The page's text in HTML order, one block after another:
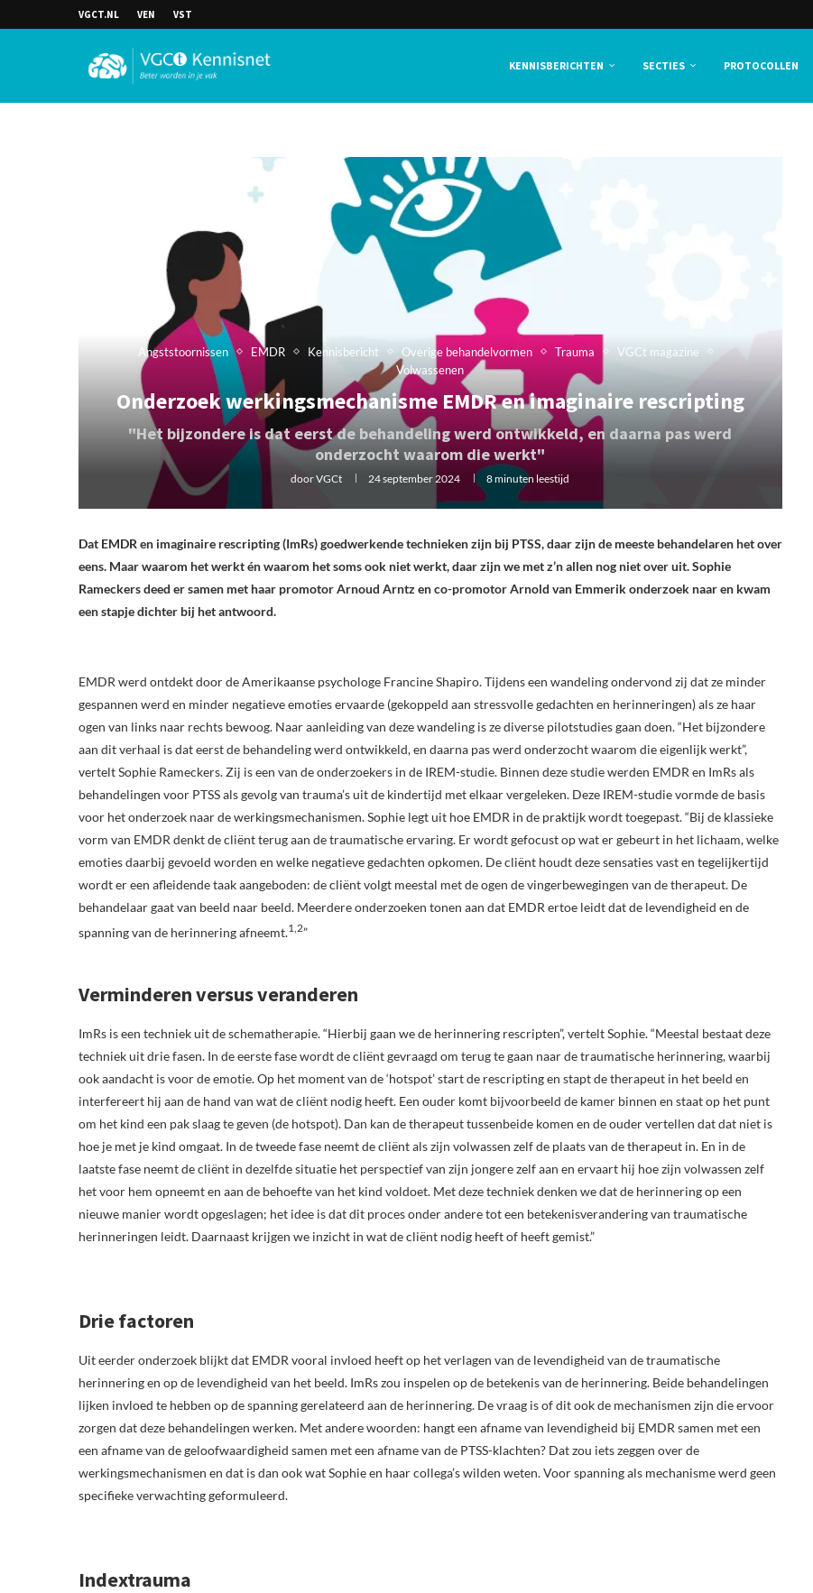
VGCT.NL VEN VST
KENNISBERICHTEN SECTIES PROTOCOLLEN
Angststoornissen EMDR Kennisbericht Overige behandelvormen Trauma
VGCt magazine
Volwassenen
Onderzoek werkingsmechanisme EMDR en imaginaire rescripting
"Het bijzondere is dat eerst de behandeling werd ontwikkeld, en daarna pas werd
onderzocht waarom die werkt"
doorVGCt 24 september 2024 8 minuten leestijd
Dat EMDR en imaginaire rescripting (ImRs) goedwerkende technieken zijn bij PTSS, daar zijn de meeste behandelaren het over
eens. Maar waarom het werkt én waarom het soms ook niet werkt, daar zijn we met z’n allen nog niet over uit. Sophie
Rameckers deed er samen met haar promotor Arnoud Arntz en co-promotor Arnold van Emmerik onderzoek naar en kwam
een stapje dichter bij het antwoord.
EMDR werd ontdekt door de Amerikaanse psychologe Francine Shapiro. Tijdens een wandeling ondervond zij dat ze minder
gespannen werd en minder negatieve emoties ervaarde (gekoppeld aan stressvolle gedachten en herinneringen) als ze haar
ogen van links naar rechts bewoog. Naar aanleiding van deze wandeling is ze diverse pilotstudies gaan doen. “Het bijzondere
aan dit verhaal is dat eerst de behandeling werd ontwikkeld, en daarna pas werd onderzocht waarom die eigenlijk werkt”,
vertelt Sophie Rameckers. Zij is een van de onderzoekers in de IREM-studie. Binnen deze studie werden EMDR en ImRs als
behandelingen voor PTSS als gevolg van trauma’s uit de kindertijd met elkaar vergeleken. Deze IREM-studie vormde de basis
voor het onderzoek naar de werkingsmechanismen. Sophie legt uit hoe EMDR in de praktijk wordt toegepast. “Bij de klassieke
vorm van EMDR denkt de cliënt terug aan de traumatische ervaring. Er wordt gefocust op wat er gebeurt in het lichaam, welke
emoties daarbij gevoeld worden en welke negatieve gedachten opkomen. De cliënt houdt deze sensaties vast en tegelijkertijd
wordt er een afleidende taak aangeboden: de cliënt volgt meestal met de ogen de vingerbewegingen van de therapeut. De
behandelaar gaat van beeld naar beeld. Meerdere onderzoeken tonen aan dat EMDR ertoe leidt dat de levendigheid en de
spanning van de herinnering afneemt.1,2”
Verminderen versus veranderen
ImRs is een techniek uit de schematherapie. “Hierbij gaan we de herinnering rescripten”, vertelt Sophie. “Meestal bestaat deze
techniek uit drie fasen. In de eerste fase wordt de cliënt gevraagd om terug te gaan naar de traumatische herinnering, waarbij
ook aandacht is voor de emotie. Op het moment van de ‘hotspot’ start de rescripting en stapt de therapeut in het beeld en
interfereert hij aan de hand van wat de cliënt nodig heeft. Een ouder komt bijvoorbeeld de kamer binnen en staat op het punt
om het kind een pak slaag te geven (de hotspot). Dan kan de therapeut tussenbeide komen en de ouder vertellen dat dat niet is
hoe je met je kind omgaat. In de tweede fase neemt de cliënt als zijn volwassen zelf de plaats van de therapeut in. En in de
laatste fase neemt de cliënt in dezelfde situatie het perspectief van zijn jongere zelf aan en ervaart hij hoe zijn volwassen zelf
het voor hem opneemt en aan de behoefte van het kind voldoet. Met deze techniek denken we dat de herinnering op een
nieuwe manier wordt opgeslagen; het idee is dat dit proces onder andere tot een betekenisverandering van traumatische
herinneringen leidt. Daarnaast krijgen we inzicht in wat de cliënt nodig heeft of heeft gemist.”
Drie factoren
Uit eerder onderzoek blijkt dat EMDR vooral invloed heeft op het verlagen van de levendigheid van de traumatische
herinnering en op de levendigheid van het beeld. ImRs zou inspelen op de betekenis van de herinnering. Beide behandelingen
lijken invloed te hebben op de spanning gerelateerd aan de herinnering. De vraag is of dit ook de mechanismen zijn die ervoor
zorgen dat deze behandelingen werken. Met andere woorden: hangt een afname van levendigheid bij EMDR samen met een
een afname van de geloofwaardigheid samen met een afname van de PTSS-klachten? Dat zou iets zeggen over de
werkingsmechanismen en dat is dan ook wat Sophie en haar collega’s wilden weten. Voor spanning als mechanisme werd geen
specifieke verwachting geformuleerd.
Indextrauma